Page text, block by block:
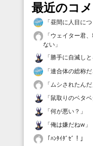
最近のコ
「昼間に人目に
「ウェイター君
ない 」
「勝手に自滅し
「連合体の総称
「 ムシされたんだ
「鼠取りのベタ
「何が悪い？ 」
「俺は嫌だねw 」
「ﾊﾝﾀｲﾀﾞｾﾞ！ 」